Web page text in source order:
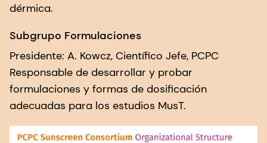
dérmica.
Subgrupo Formulaciones
Presidente: A. Kowcz, Científico Jefe, PCPC
Responsable de desarrollar y probar
formulaciones y formas de dosificación
adecuadas para los estudios MusT.